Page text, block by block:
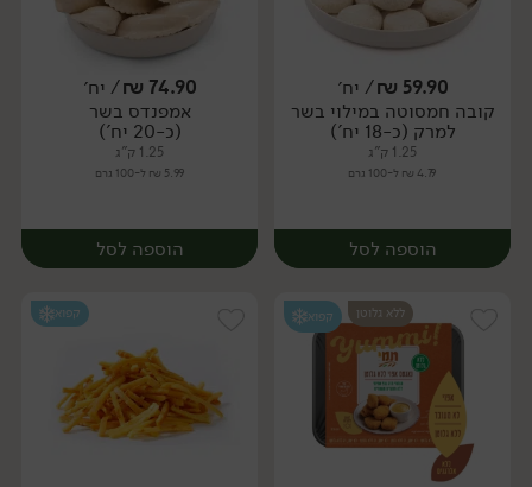
יח׳ יח׳
59.90
₪/ יח׳
קובה חמסוטה במילוי בשר
למרק (כ-18 יח')
1.25 ק"ג
4.79 ₪ ל-100 גרם
הוספה לסל
74.90
₪/ יח׳
אמפנדס בשר
(כ-20 יח')
1.25 ק"ג
5.99 ₪ ל-100 גרם
הוספה לסל
ללא גלוטן קפוא קפוא